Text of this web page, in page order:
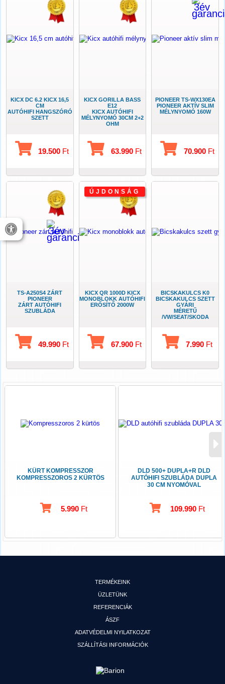
KICX DC 6.2 KICX 16,5
CM
AUTÓHIFI HANGSZÓRÓ
SZETT
19.500 Ft
KICX GORILLA BASS
E12
KICX AUTÓHIFI
MÉLYNYOMÓ 30CM 2+2
OHM
63.990Ft
PIONEER TS-WX130EA
PIONEER AKTÍV SLIM
MÉLYNYOMÓ 160W
70.900Ft
TS-A250S4 ZÁRT
PIONEER
ZÁRT AUTÓHIFI
SZUBLÁDA
49.990 Ft
KICX QR 1000D KICX
MONOBLOKK AUTÓHIFI
ERŐSÍTŐ 2000W
67.900Ft
ÚJDONSÁG
BICSKAKULCS K0
BICSKAKULCS SZETT
GYÁRI
MÉRETŰ
/VW/SEAT/SKODA
7.990Ft
KÜRT KOMPRESSZOR
KOMPRESSZOROS 2 KÜRTÖS
5.990 Ft
DLD 500+ DUPLA+R DLD
AUTÓHIFI SZUBLÁDA DUPLA
30 CM NYOMÓVAL
109.990 Ft
TERMÉKEINK
ÜZLETÜNK
REFERENCIÁK
ÁSZF
ADATVÉDELMI NYILATKOZAT
SZÁLLÍTÁSI INFORMÁCIÓK